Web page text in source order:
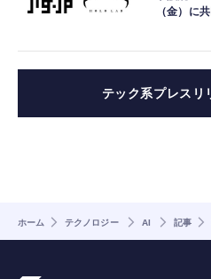
（金）に
テック系プレスリ
ホーム テクノロジー AI 記事